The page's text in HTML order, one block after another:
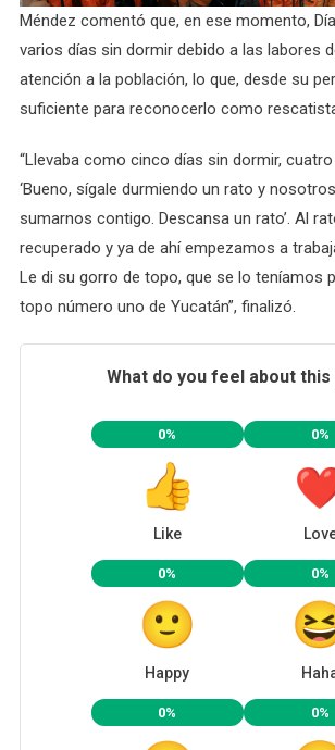
Méndez comentó que, en ese momento,
varios días sin dormir debido a las labores
atención a la población, lo que, desde su
suficiente para reconocerlo como
“Llevaba como cinco días sin dormir,
‘Bueno, sígale durmiendo un rato y
sumarnos contigo. Descansa un rato’. Al
recuperado y ya de ahí empezamos a
Le di su gorro de topo, que se lo teníamos
topo número uno de Yucatán”, finalizó.
What do you feel about this
0%
Like
0%
0%
Happy
0%
0% 0%